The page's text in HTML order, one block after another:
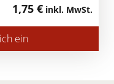
1,75 € inkl. MwSt.
ein